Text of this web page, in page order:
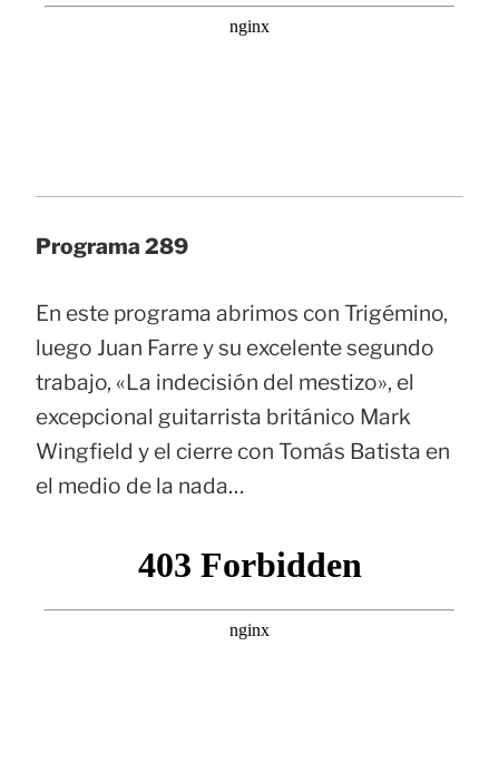
Programa 289
En este programa abrimos con Trigémino,
luego Juan Farre y su excelente segundo
trabajo, «La indecisión del mestizo», el
excepcional guitarrista británico Mark
Wingfield y el cierre con Tomás Batista en
el medio de la nada…